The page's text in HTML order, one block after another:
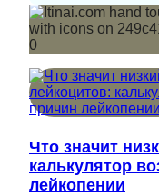
Что значит
калькулятор
лейкопении